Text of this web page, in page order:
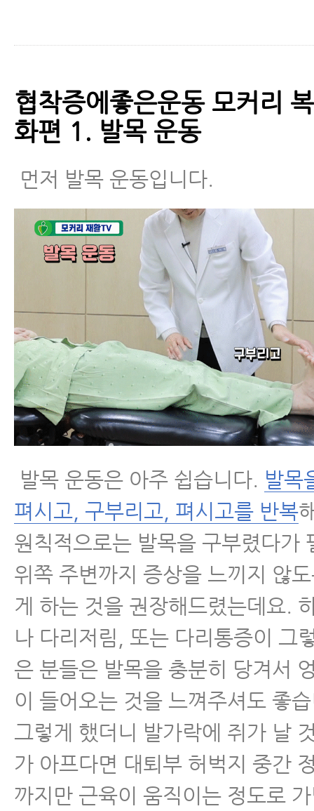
집 안에서 걸으세요.
척추협착증 걷기 운동 – 심할수록 밖
안에서 걸으세요.
척추협착증이 좋아지기 위해서 무조
2가지 운동
잘못된 생각을 가지고 운동을 하니까
는 것입니다.
척추협착증 운동, 협착증 비수술치료
척추협착증 걷기운동 효과를 보려면
와 하면 안 되는 2가지
척추협착증 걷기운동 효과를 보기 위
할 4가지 원칙
척추협착증운동, 척추협착증증상 완
지켜야 할 4가지 원칙
척추협착증 걷기운동, 아픈 걸 참고
빠집니다.
척추협착증운동 불변의 법칙 5가지-
협착증이 더 악화되고 이 법칙을 지키
이 더 좋아집니다.
척추협착증 걷기운동, 5분만 걸어도
픈 환자는 집안에서 걷는 운동이 제일
척추관협착증운동, 운동의 목표가 근
전? 협착증운동을 백날 해도 하나도
람들, 좋아질 수 있는 운동을 하세요.
협착증에좋은운동 모커리
화편 1. 발목 운동
먼저 발목 운동입니다.
발목 운동은 아주 쉽습니다. 발목
펴시고, 구부리고, 펴시고를 반복
원칙적으로는 발목을 구부렸다가
위쪽 주변까지 증상을 느끼지 않
게 하는 것을 권장해드렸는데요.
나 다리저림, 또는 다리통증이 그
은 분들은 발목을 충분히 당겨서
이 들어오는 것을 느껴주셔도 좋
그렇게 했더니 발가락에 쥐가 날
가 아프다면 대퇴부 허벅지 중간
까지만 근육이 움직이는 정도로